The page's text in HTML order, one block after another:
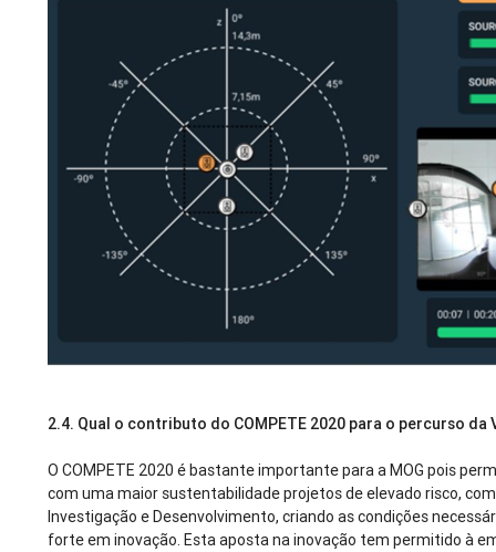
2.4. Qual o contributo do COMPETE 2020 para o percurso da
O COMPETE 2020 é bastante importante para a MOG pois
com uma maior sustentabilidade projetos de elevado risco,
Investigação e Desenvolvimento, criando as condições
forte em inovação. Esta aposta na inovação tem permitido à